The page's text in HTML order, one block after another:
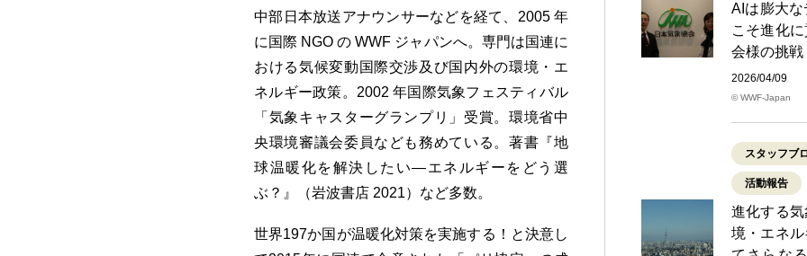
中部日本放送アナウンサーなどを経て、2005 年
に国際 NGO の WWF ジャパンへ。専門は国連に
おける気候変動国際交渉及び国内外の環境・エ
ネルギー政策。2002 年国際気象フェスティバル
「気象キャスターグランプリ」受賞。環境省中
央環境審議会委員なども務めている。著書『地
球温暖化を解決したい―エネルギーをどう選
ぶ？』（岩波書店 2021）など多数。
世界197か国が温暖化対策を実施する！と決意し
AIは膨大
こそ進化
会様の挑
2026/04/09
© WWF-Japan
スタッフブ
活動報告
進化する
境・エネ